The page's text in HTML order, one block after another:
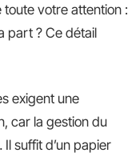
toute votre attention :
part ? Ce détail
exigent une
car la gestion du
suffit d’un papier